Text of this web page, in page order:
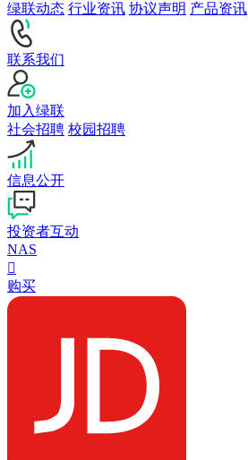
绿联动态 行业资讯 协议声明 产品资讯
联系我们
加入绿联
社会招聘 校园招聘
信息公开
投资者互动
NAS

购买